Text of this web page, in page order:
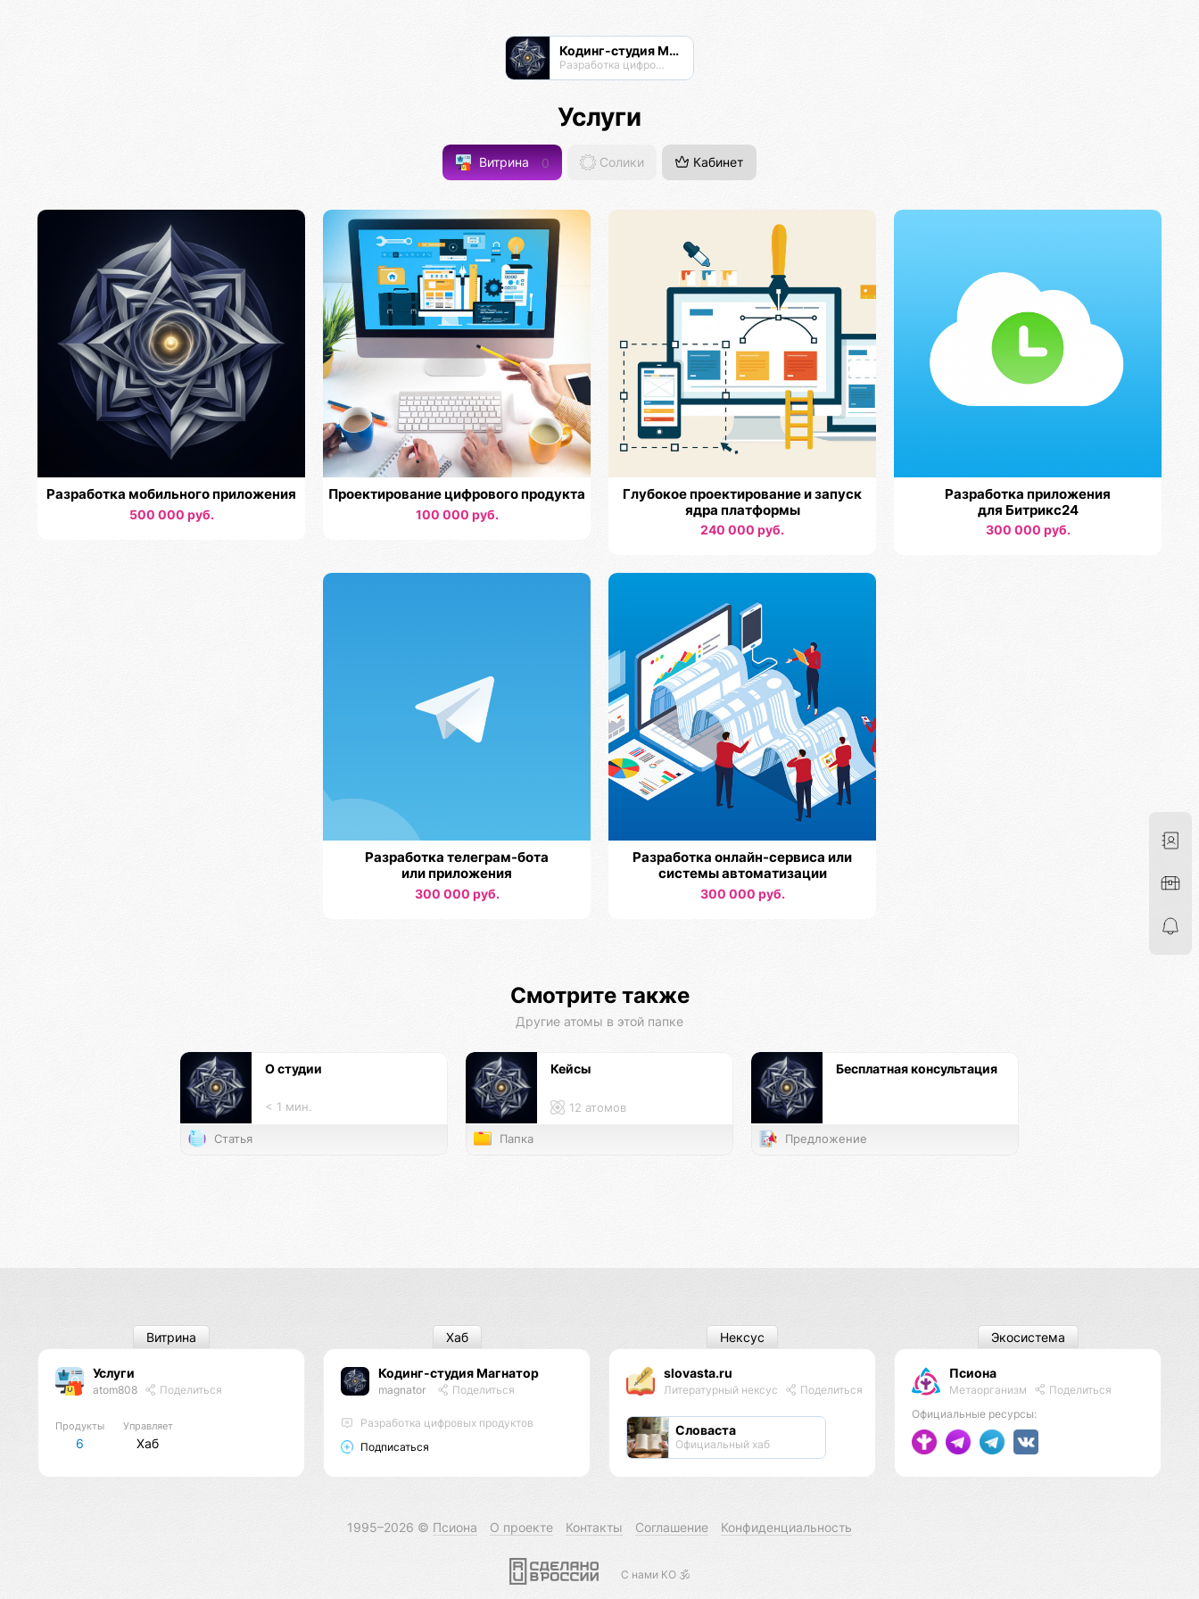
Кодинг-студия Магнатор
Разработка цифровых продуктов
Услуги
Витрина 0 Солики Кабинет
Разработка мобильного приложения
500 000 руб.
Проектирование цифрового продукта
100 000 руб.
Глубокое проектирование и запуск
ядра платформы
240 000 руб.
Разработка приложения
для Битрикс24
300 000 руб.
Разработка телеграм-бота
или приложения
300 000 руб.
Разработка онлайн-сервиса или
системы автоматизации
300 000 руб.
Смотрите также
Другие атомы в этой папке
О студии
< 1 мин.
Статья
Кейсы
12 атомов
Папка
Бесплатная консультация
Предложение
Услуги
atom808 Поделиться
Продукты
6
Управляет
Хаб
Витрина
Кодинг-студия Магнатор
magnator Поделиться
Разработка цифровых продуктов
Подписаться
Хаб
slovasta.ru
Литературный нексус Поделиться
Словаста
Официальный хаб
Нексус
Псиона
Метаорганизм
Поделиться
Официальные ресурсы:
Экосистема
1995–2026 © Псиона О проекте Контакты Соглашение Конфиденциальность
С нами КО 🕉️